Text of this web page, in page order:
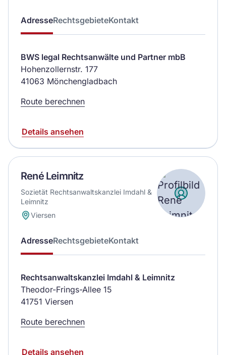
AdresseRechtsgebieteKontakt
BWS legal Rechtsanwälte und Partner mbB
Hohenzollernstr. 177
41063 Mönchengladbach
Route berechnen
Details ansehen
René Leimnitz
Sozietät Rechtsanwaltskanzlei Imdahl &
Leimnitz
Viersen
AdresseRechtsgebieteKontakt
Rechtsanwaltskanzlei Imdahl & Leimnitz
Theodor-Frings-Allee 15
41751 Viersen
Route berechnen
Details ansehen